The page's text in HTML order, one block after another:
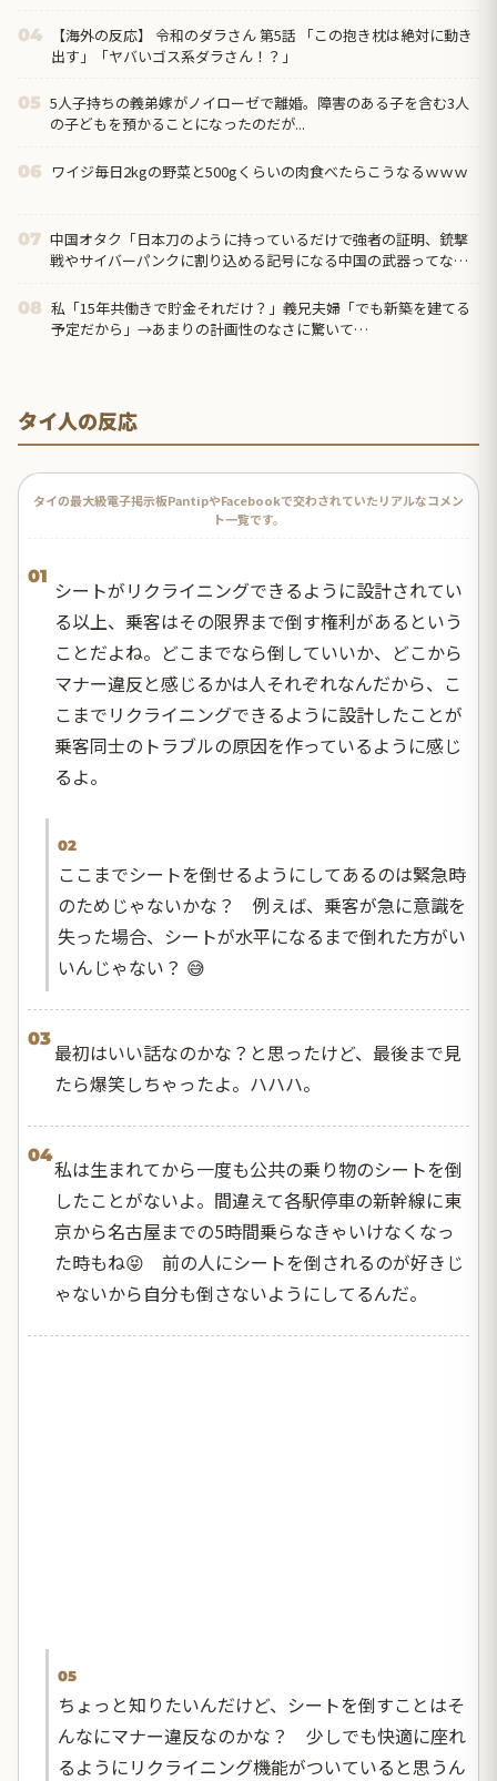
04
【海外の反応】 令和のダラさん 第5話 「この抱き枕は絶対に動き
出す」「ヤバいゴス系ダラさん！？」
05 5人子持ちの義弟嫁がノイローゼで離婚。障害のある子を含む3人
の子どもを預かることになったのだが...
06 ワイジ毎日2kgの野菜と500gくらいの肉食べたらこうなるｗｗｗ
07 中国オタク「日本刀のように持っているだけで強者の証明、銃撃
戦やサイバーパンクに割り込める記号になる中国の武器ってなん
08 私「15年共働きで貯金それだけ？」義兄夫婦「でも新築を建てる
予定だから」→あまりの計画性のなさに驚いて…
タイ人の反応
タイの最大級電子掲示板PantipやFacebookで交わされていたリアルなコメン
ト一覧です。
01
シートがリクライニングできるように設計されてい
る以上、乗客はその限界まで倒す権利があるという
ことだよね。どこまでなら倒していいか、どこから
マナー違反と感じるかは人それぞれなんだから、こ
こまでリクライニングできるように設計したことが
乗客同士のトラブルの原因を作っているように感じ
るよ。
02
ここまでシートを倒せるようにしてあるのは緊急時
のためじゃないかな？ 例えば、乗客が急に意識を
失った場合、シートが水平になるまで倒れた方がい
いんじゃない？ 😅
03
最初はいい話なのかな？と思ったけど、最後まで見
たら爆笑しちゃったよ。ハハハ。
04
私は生まれてから一度も公共の乗り物のシートを倒
したことがないよ。間違えて各駅停車の新幹線に東
京から名古屋までの5時間乗らなきゃいけなくなっ
た時もね😝 前の人にシートを倒されるのが好きじ
ゃないから自分も倒さないようにしてるんだ。
05
ちょっと知りたいんだけど、シートを倒すことはそ
んなにマナー違反なのかな？ 少しでも快適に座れ
るようにリクライニング機能がついていると思うん